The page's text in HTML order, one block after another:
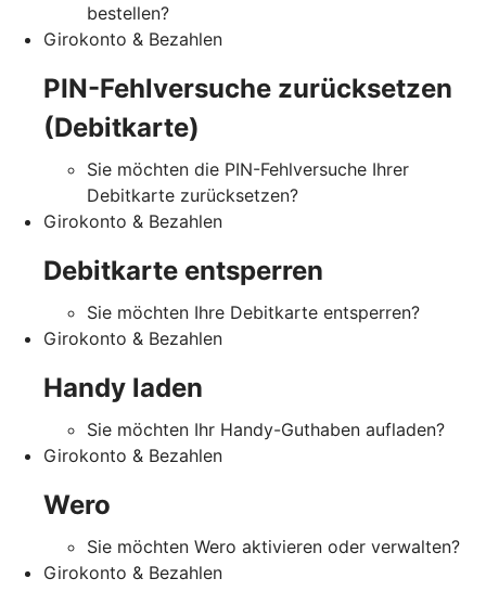
bestellen?
Girokonto & Bezahlen
PIN-Fehlversuche zurücksetzen
(Debitkarte)
Sie möchten die PIN-Fehlversuche Ihrer
Debitkarte zurücksetzen?
Girokonto & Bezahlen
Debitkarte entsperren
Sie möchten Ihre Debitkarte entsperren?
Girokonto & Bezahlen
Handy laden
Sie möchten Ihr Handy-Guthaben aufladen?
Girokonto & Bezahlen
Wero
Sie möchten Wero aktivieren oder verwalten?
Girokonto & Bezahlen